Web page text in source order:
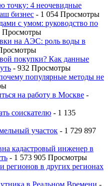
точку: 4 неочевидные
бизнес - 1 054 Просмотры
с умом: руководство по
Просмотры
на АЭС: роль воды в
покупки? Как данные
- 932 Просмотры
популярные методы не
на работу в Москве -
соискателю - 1 135
участок - 1 729 897
кадастровый инженер в
- 1 573 905 Просмотры
регионов в других регионах
в Реальном Времени -